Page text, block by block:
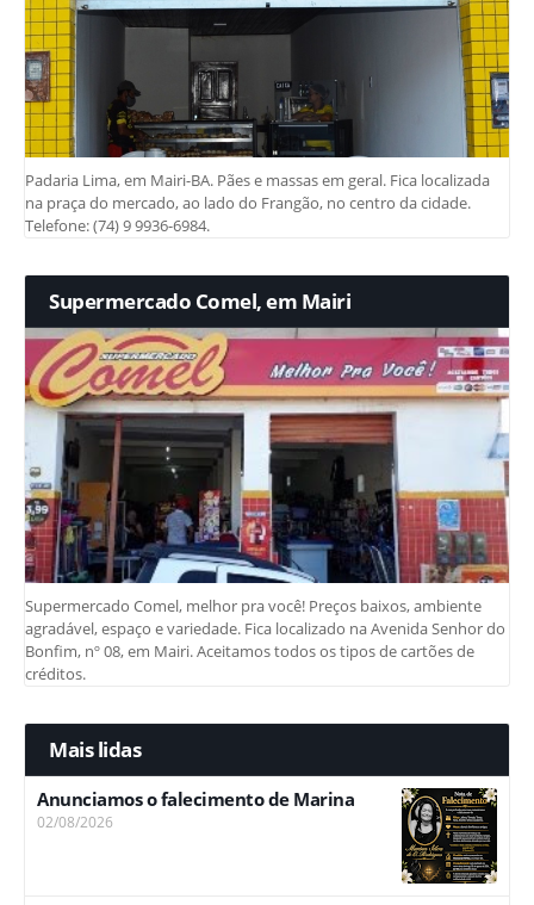
Padaria Lima, em Mairi-BA. Pães e massas em geral. Fica localizada
na praça do mercado, ao lado do Frangão, no centro da cidade.
Telefone: (74) 9 9936-6984.
Supermercado Comel, em Mairi
Supermercado Comel, melhor pra você! Preços baixos, ambiente
agradável, espaço e variedade. Fica localizado na Avenida Senhor do
Bonfim, nº 08, em Mairi. Aceitamos todos os tipos de cartões de
créditos.
Mais lidas
Anunciamos o falecimento de Marina
02/08/2026